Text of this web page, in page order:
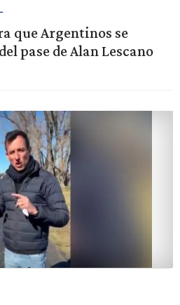
que Argentinos se
pase de Alan Lescano